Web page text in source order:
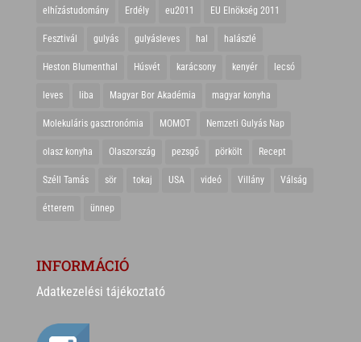
elhízástudomány Erdély eu2011 EU Elnökség 2011
Fesztivál gulyás gulyásleves hal halászlé
Heston Blumenthal Húsvét karácsony kenyér lecsó
leves liba Magyar Bor Akadémia magyar konyha
Molekuláris gasztronómia MOMOT Nemzeti Gulyás Nap
olasz konyha Olaszország pezsgő pörkölt Recept
Széll Tamás sör tokaj USA videó Villány Válság
étterem ünnep
INFORMÁCIÓ
Adatkezelési tájékoztató